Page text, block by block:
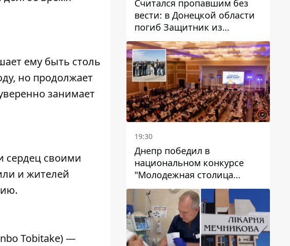
ему быть столь
но продолжает
занимает
сердец своими
и жителей
Tobitake) —
Считался пропавшим без
вести: в Донецкой области
погиб Защитник из
Каменского Антон
Красовский
19:30
Днепр победил в
национальном конкурсе
"Молодежная столица
Украины – 2026"